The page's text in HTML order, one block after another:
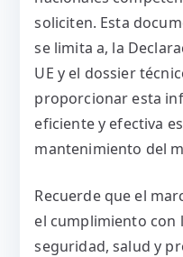
soliciten. Esta
se limita a, la
UE y el dossier
proporcionar esta
eficiente y efectiva
mantenimiento del
Recuerde que el
el cumplimiento con
seguridad, salud y